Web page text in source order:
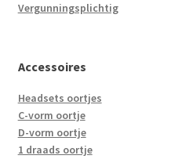
Vergunningsplichtig
Accessoires
Headsets oortjes
C-vorm oortje
D-vorm oortje
1 draads oortje